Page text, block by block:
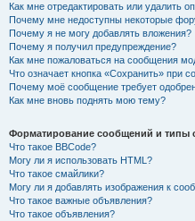
Как мне отредактировать или удалить
Почему мне недоступны некоторые
Почему я не могу добавлять вложения?
Почему я получил предупреждение?
Как мне пожаловаться на сообщения
Что означает кнопка «Сохранить» при
Почему моё сообщение требует
Как мне вновь поднять мою тему?
Форматирование сообщений и типы
Что такое BBCode?
Могу ли я использовать HTML?
Что такое смайлики?
Могу ли я добавлять изображения к
Что такое важные объявления?
Что такое объявления?